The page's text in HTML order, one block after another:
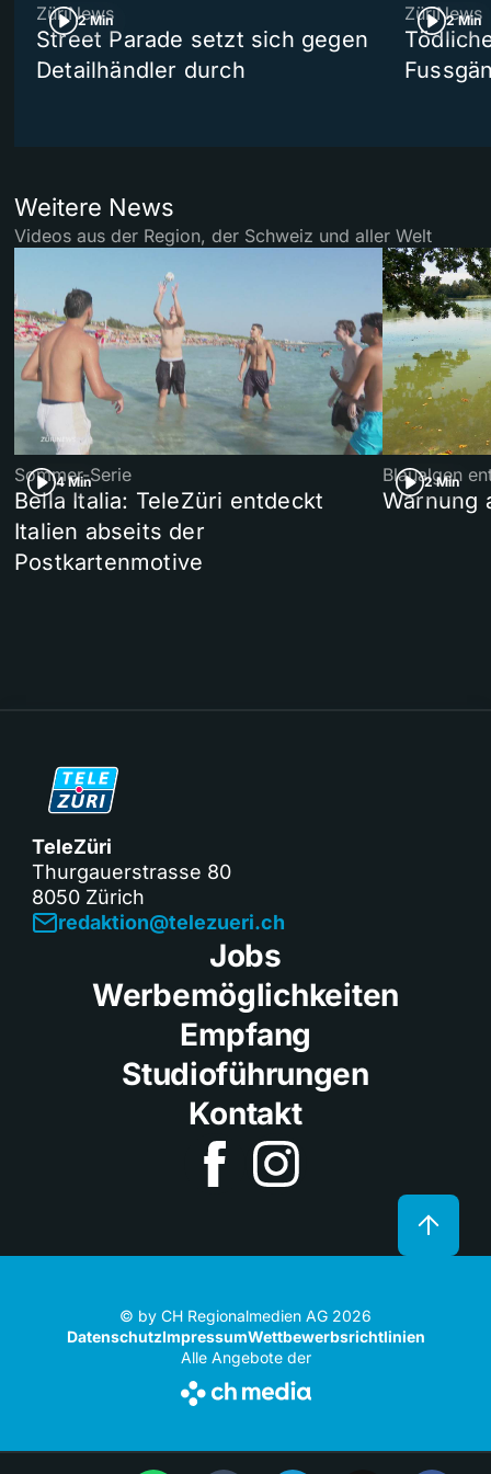
2 Min
ZüriNews
Street Parade setzt sich gegen
Detailhändler durch
2 Min
ZüriNews
Weitere News
Videos aus der Region, der Schweiz und aller Welt
4 Min
Sommer-Serie
Bella Italia: TeleZüri entdeckt
Italien abseits der
Postkartenmotive
2 Min
Blaualgen
Warnung
TeleZüri
Thurgauerstrasse 80
8050 Zürich
redaktion@telezueri.ch
Jobs
Werbemöglichkeiten
Empfang
Studioführungen
Kontakt
© by CH Regionalmedien AG 2026
DatenschutzImpressumWettbewerbsrichtlinien
Alle Angebote der